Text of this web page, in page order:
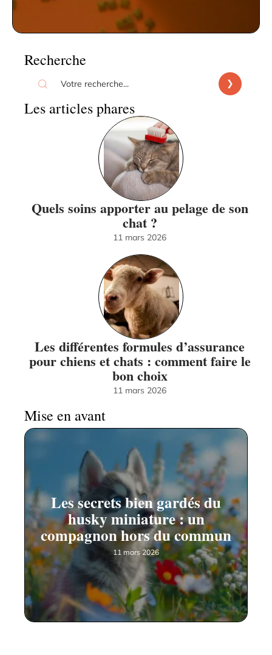
Recherche
Les articles phares
Quels soins apporter au pelage de son
chat ?
11 mars 2026
Les différentes formules d’assurance
pour chiens et chats : comment faire le
bon choix
11 mars 2026
Mise en avant
Les secrets bien gardés du
husky miniature : un
compagnon hors du commun
11 mars 2026